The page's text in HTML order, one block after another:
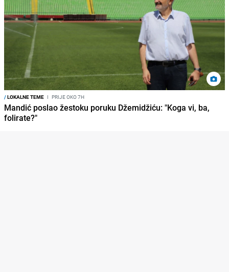
/LOKALNE TEME I PRIJE OKO 7H
Mandić poslao žestoku poruku Džemidžiću: "Koga vi, ba,
folirate?"